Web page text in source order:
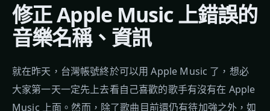
修正 Apple Music 上錯誤的
音樂名稱、資訊
就在昨天，台灣帳號終於可以用 Apple Music 了，想必
大家第一天一定先上去看自己喜歡的歌手有沒有在 Apple
Music 上面。然而，除了歌曲目前還仍有待加強之外，如